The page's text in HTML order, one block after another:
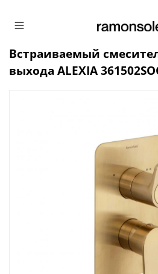
Встраиваемый
выхода ALEXIA